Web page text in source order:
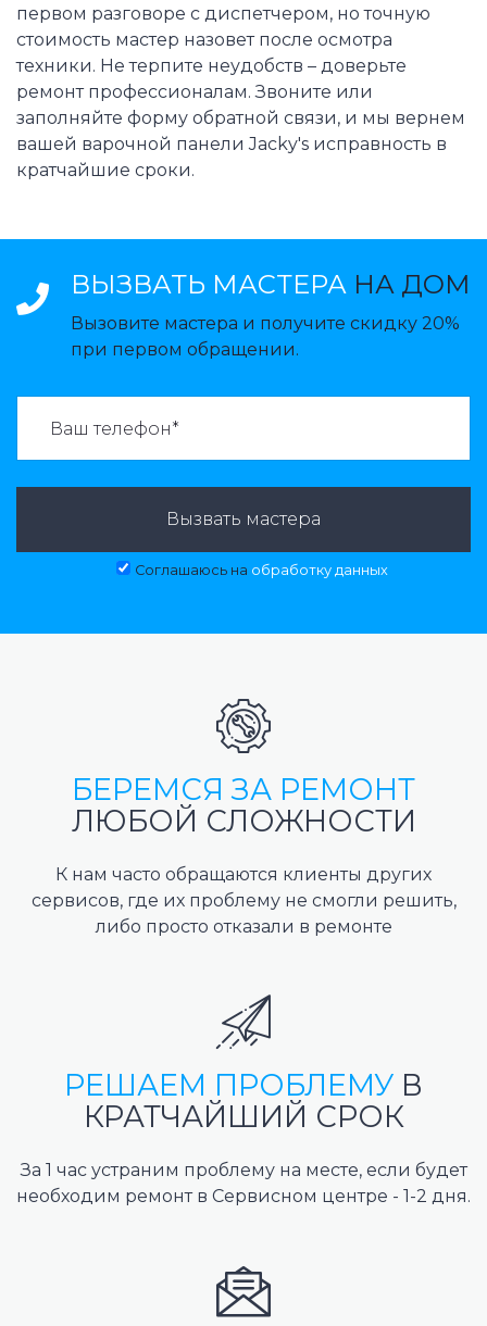
первом разговоре с диспетчером, но точную
стоимость мастер назовет после осмотра
техники. Не терпите неудобств – доверьте
ремонт профессионалам. Звоните или
заполняйте форму обратной связи, и мы вернем
вашей варочной панели Jacky's исправность в
кратчайшие сроки.
ВЫЗВАТЬ МАСТЕРА НА ДОМ
Вызовите мастера и получите скидку 20%
при первом обращении.
Вызвать мастера
Соглашаюсь на обработку данных
БЕРЕМСЯ ЗА РЕМОНТ
ЛЮБОЙ СЛОЖНОСТИ
К нам часто обращаются клиенты других
сервисов, где их проблему не смогли решить,
либо просто отказали в ремонте
РЕШАЕМ ПРОБЛЕМУ В
КРАТЧАЙШИЙ СРОК
За 1 час устраним проблему на месте, если будет
необходим ремонт в Сервисном центре - 1-2 дня.